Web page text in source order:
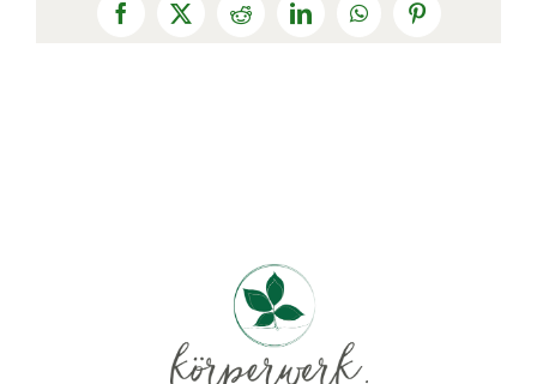
Facebook
X RedditLinkedInWhatsAppPinterest